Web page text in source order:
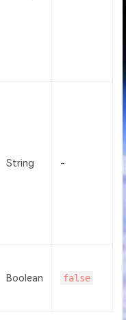
String -
Boolean false